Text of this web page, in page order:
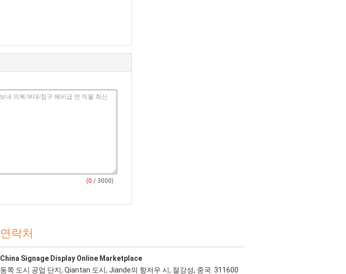
(0 / 3000)
연락처
China Signage Display Online Marketplace
동쪽 도시 공업 단지, Qiantan 도시, Jiande의 항저우 시, 절강성, 중국. 311600